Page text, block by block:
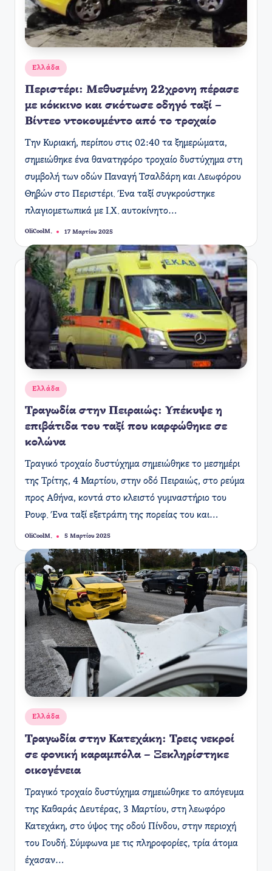
Αναρτήθηκε
σε
Ελλάδα
Περιστέρι: Μεθυσμένη 22χρονη πέρασε
με κόκκινο και σκότωσε οδηγό ταξί –
Βίντεο ντοκουμέντο από το τροχαίο
​Την Κυριακή, περίπου στις 02:40 τα ξημερώματα,
σημειώθηκε ένα θανατηφόρο τροχαίο δυστύχημα στη
συμβολή των οδών Παναγή Τσαλδάρη και Λεωφόρου
Θηβών στο Περιστέρι. Ένα ταξί συγκρούστηκε
πλαγιομετωπικά με Ι.Χ. αυτοκίνητο…
Συγγραφέας:
OliCoolM. 17 Μαρτίου 2025
Αναρτήθηκε
Ελλάδα
Τραγωδία στην Πειραιώς: Υπέκυψε η
επιβάτιδα του ταξί που καρφώθηκε σε
κολώνα
​Τραγικό τροχαίο δυστύχημα σημειώθηκε το μεσημέρι
της Τρίτης, 4 Μαρτίου, στην οδό Πειραιώς, στο ρεύμα
προς Αθήνα, κοντά στο κλειστό γυμναστήριο του
Ρουφ. Ένα ταξί εξετράπη της πορείας του και…
Συγγραφέας:
OliCoolM. 5 Μαρτίου 2025
Αναρτήθηκε
Ελλάδα
Τραγωδία στην Κατεχάκη: Τρεις νεκροί
σε φονική καραμπόλα – Ξεκληρίστηκε
οικογένεια
Τραγικό τροχαίο δυστύχημα σημειώθηκε το απόγευμα
της Καθαράς Δευτέρας, 3 Μαρτίου, στη λεωφόρο
Κατεχάκη, στο ύψος της οδού Πίνδου, στην περιοχή
του Γουδή. Σύμφωνα με τις πληροφορίες, τρία άτομα
έχασαν…